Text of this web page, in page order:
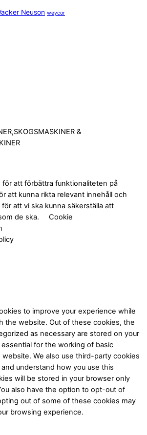
Neuson weycor
&
för att förbättra funktionaliteten på
att kunna rikta relevant innehåll och
att vi ska kunna säkerställa att
de ska.
Cookie
to improve your experience while
the website. Out of these cookies, the
as necessary are stored on your
for the working of basic
We also use third-party cookies
understand how you use this
will be stored in your browser only
also have the option to opt-out of
out of some of these cookies may
browsing experience.